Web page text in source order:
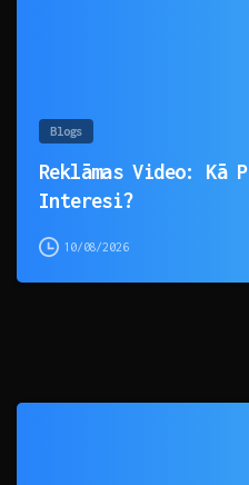
Blogs
Reklāmas Video:
Interesi?
10/08/2026